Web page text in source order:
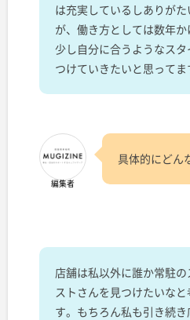
は充実しているしありがた
が、働き方としては数年か
少し自分に合うようなスタ
つけていきたいと思ってま
編集者
具体的にどん
店舗は私以外に誰か常駐の
ストさんを見つけたいなと
す。もちろん私も引き続き